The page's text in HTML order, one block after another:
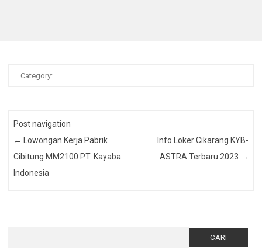
Category:
Post navigation
←
Lowongan Kerja Pabrik
Cibitung MM2100 PT. Kayaba
Indonesia
Info Loker Cikarang KYB-
ASTRA Terbaru 2023 →